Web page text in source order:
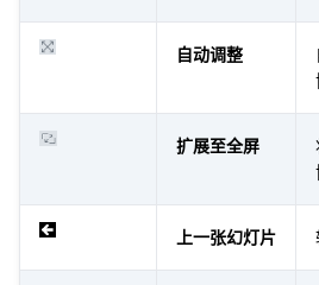
自动调整
扩展至全屏
上一张幻灯片